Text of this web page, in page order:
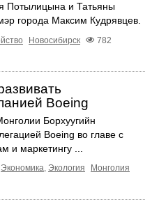
Потылицына и Татьяны
города Максим Кудрявцев.
Новосибирск
782
Boeing
Борхуугийн
Boeing во главе с
и маркетингу ...
Экономика, Экология
Монголия